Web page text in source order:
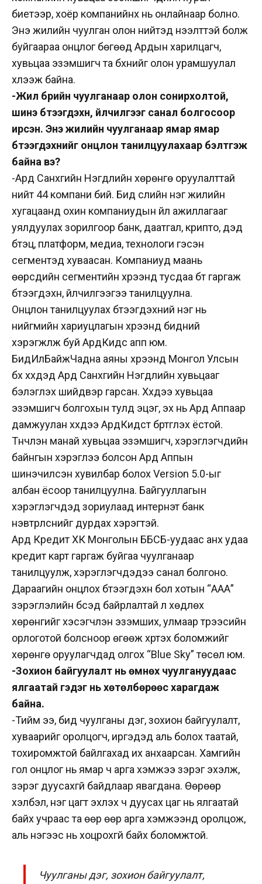
биетээр, хоёр компанийнх нь онлайнаар болно.
Энэ жилийн чуулган олон нийтэд нээлттэй болж
буйгаараа онцлог бөгөөд Ардын харилцагч,
хувьцаа эзэмшигч та бүхнийг олон урамшуулал
хүлээж байна.
-Жил бүрийн чуулганаар олон сонирхолтой,
шинэ бүтээгдэхүүн, үйлчилгээг санал болгосоор
ирсэн. Энэ жилийн чуулганаар ямар ямар
бүтээгдэхүүнийг онцлон танилцуулахаар бэлтгэж
байна вэ?
-Ард Санхүүгийн Нэгдлийн хөрөнгө оруулалттай
нийт 44 компани бий. Бид сүүлийн нэг жилийн
хугацаанд охин компаниудын үйл ажиллагааг
уялдуулах зорилгоор банк, даатгал, крипто, дэд
бүтэц, платформ, медиа, технологи гэсэн
сегментэд хуваасан. Компаниуд маань
өөрсдийн сегментийн хүрээнд тусдаа бүүт гаргаж
бүтээгдэхүүн, үйлчилгээгээ танилцуулна.
Онцлон танилцуулах бүтээгдэхүүний нэг нь
нийгмийн хариуцлагын хүрээнд бидний
хэрэгжүүлж буй АрдКидс апп юм.
БидИлүүБайжЧадна аяны хүрээнд Монгол Улсын
бүх хүүхдэд Ард Санхүүгийн Нэгдлийн хувьцааг
бэлэглэх шийдвэр гарсан. Хүүхдээ хувьцаа
эзэмшигч болгохын тулд эцэг, эх нь Ард Аппаар
дамжуулан хүүхдээ АрдКидст бүртгүүлэх ёстой.
Түүнчлэн манай хувьцаа эзэмшигч, хэрэглэгчдийн
байнгын хэрэглээ болсон Ард Аппын
шинэчилсэн хувилбар болох Version 5.0-ыг
албан ёсоор танилцуулна. Байгууллагын
хэрэглэгчдэд зориулаад интернэт банк
нэвтрүүлснийг дурдах хэрэгтэй.
Ард Кредит ХК Монголын ББСБ-уудаас анх удаа
кредит карт гаргаж буйгаа чуулганаар
танилцуулж, хэрэглэгчдэдээ санал болгоно.
Дараагийн онцлох бүтээгдэхүүн бол хотын “AАА”
зэрэглэлийн бүсэд байрлалтай үл хөдлөх
хөрөнгийг хэсэгчлэн эзэмших, улмаар түрээсийн
орлоготой болсноор өгөөж хүртэх боломжийг
хөрөнгө оруулагчдад олгох “Blue Sky” төсөл юм.
-Зохион байгуулалт нь өмнөх чуулгануудаас
ялгаатай гэдэг нь хөтөлбөрөөс харагдаж
байна.
-Тийм ээ, бид чуулганы дэг, зохион байгуулалт,
хуваарийг оролцогч, иргэдэд аль болох таатай,
тохиромжтой байлгахад их анхаарсан. Хамгийн
гол онцлог нь ямар ч арга хэмжээ зэрэг эхэлж,
зэрэг дуусахгүй байдлаар явагдана. Өөрөөр
хэлбэл, нэг цагт эхлэх ч дуусах цаг нь ялгаатай
байх учраас та өөр өөр арга хэмжээнд оролцож,
аль нэгээс нь хоцрохгүй байх боломжтой.
Чуулганы дэг, зохион байгуулалт,